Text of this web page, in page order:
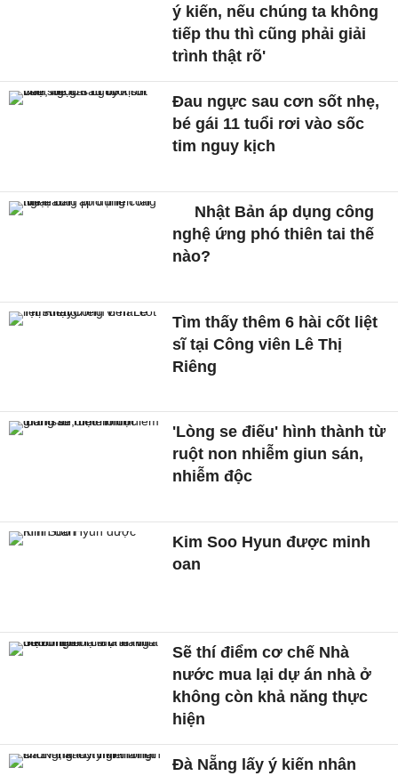
ý kiến, nếu chúng ta không
tiếp thu thì cũng phải giải
trình thật rõ'
Đau ngực sau cơn sốt nhẹ,
bé gái 11 tuổi rơi vào sốc
tim nguy kịch
Nhật Bản áp dụng công
nghệ ứng phó thiên tai thế
nào?
Tìm thấy thêm 6 hài cốt liệt
sĩ tại Công viên Lê Thị
Riêng
'Lòng se điếu' hình thành từ
ruột non nhiễm giun sán,
nhiễm độc
Kim Soo Hyun được minh
oan
Sẽ thí điểm cơ chế Nhà
nước mua lại dự án nhà ở
không còn khả năng thực
hiện
Đà Nẵng lấy ý kiến nhân